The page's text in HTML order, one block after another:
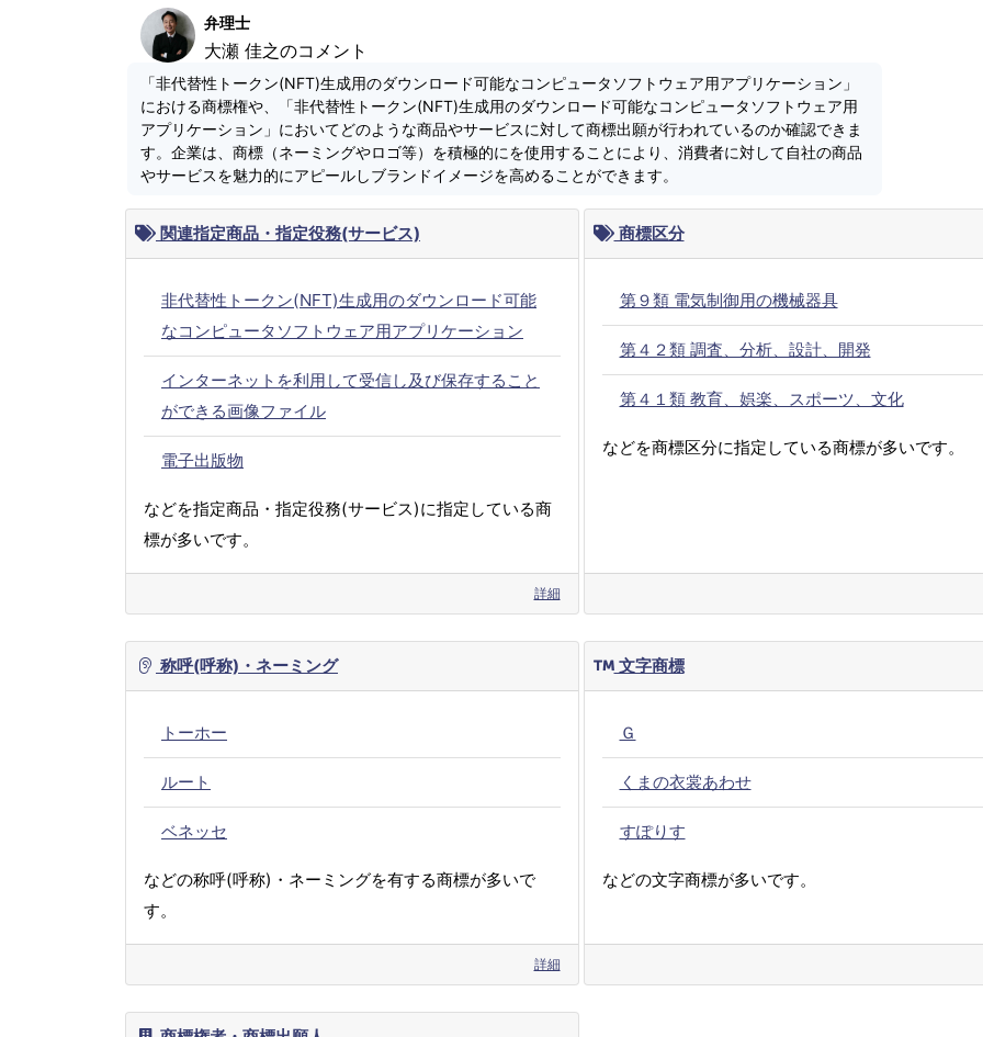
弁理士
大瀬 佳之のコメント
「非代替性トークン(NFT)生成用のダウンロード可能なコンピュータソフトウェア用アプリケーション」
における商標権や、「非代替性トークン(NFT)生成用のダウンロード可能なコンピュータソフトウェア用
アプリケーション」においてどのような商品やサービスに対して商標出願が行われているのか確認できま
す。企業は、商標（ネーミングやロゴ等）を積極的にを使用することにより、消費者に対して自社の商品
やサービスを魅力的にアピールしブランドイメージを高めることができます。
関連指定商品・指定役務(サービス)
非代替性トークン(NFT)生成用のダウンロード可能
なコンピュータソフトウェア用アプリケーション
インターネットを利用して受信し及び保存すること
ができる画像ファイル
電子出版物
などを指定商品・指定役務(サービス)に指定している商
標が多いです。
詳細
商標区分
第９類 電気制御用の機械器具
第４２類 調査、分析、設計、開発
第４１類 教育、娯楽、スポーツ、文化
などを商標区分に指定している商標が多いです。
称呼(呼称)・ネーミング
トーホー
ルート
ベネッセ
などの称呼(呼称)・ネーミングを有する商標が多いで
す。
詳細
文字商標
Ｇ
くまの衣裳あわせ
すぽりす
などの文字商標が多いです。